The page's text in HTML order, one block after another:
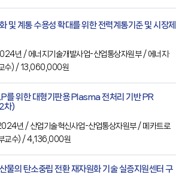
및 계통 수용성 확대를 위한 전력계통기준 및 시장제
년 / 에너지기술개발사업-산업통상자원부 / 에너지·
수) / 13,060,000원
를 위한 대형기판용 Plasma 전처리 기반 PR
차)
년 / 산업기술혁신사업-산업통상자원부 / 메카트로
교수) / 4,136,000원
물의 탄소중립 전환 재자원화 기술 실증지원센터 구